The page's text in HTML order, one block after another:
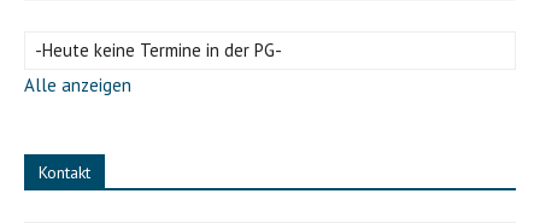
-Heute keine Termine in der PG-
Alle anzeigen
Kontakt